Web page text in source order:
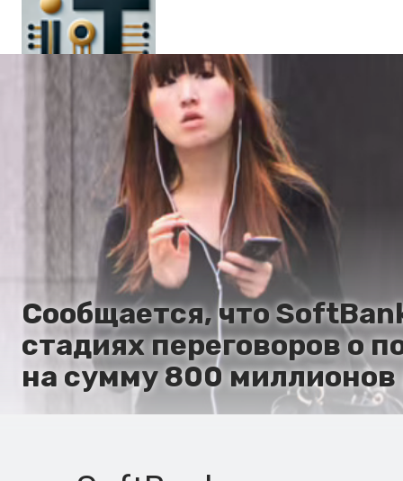
Ru
Сообщается, что
стадиях переговоров о
на сумму 800 миллионов